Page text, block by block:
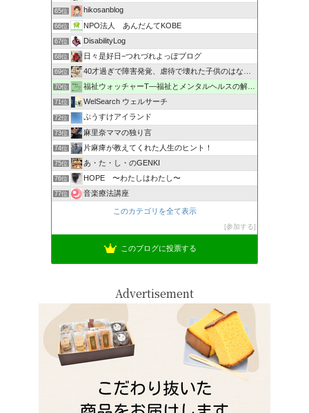
65位 hikosanblog
66位 NPO法人 あんだんてKOBE
67位 DisabilityLog
68位 日々是好日−つれづれよっぽブログ
69位 40才過ぎで障害発覚、虐待で壊れた子供のはなし。
70位 福祉ウォッチャーT―福祉とメンタルヘルスの解説・研究ブログ
71位 WelSearch ウェルサーチ
72位 ぷうすけアイランド
73位 麻里奈ママの独り言
74位 片麻痺が教えてくれた人生のヒント！
75位 あ・た・し・のGENKI
76位 HOPE 〜わたしはわたし〜
77位 音楽療法講座
このカテゴリを全て表示
参加する
このブログに投票する
Advertisement